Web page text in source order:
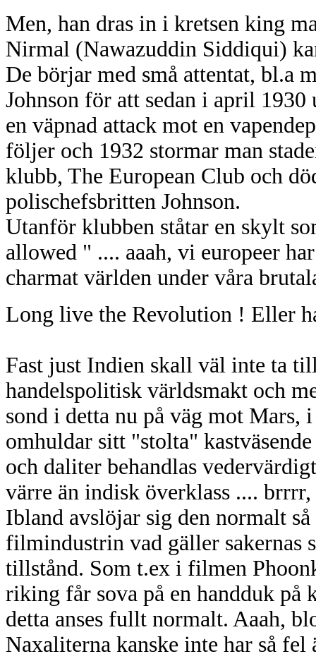
Men, han dras in i kretsen king
Nirmal (Nawazuddin Siddiqui)
De börjar med små attentat, bl.a
Johnson för att sedan i april 1930
en väpnad attack mot en
följer och 1932 stormar man
klubb, The European Club och
polischefsbritten Johnson.
Utanför klubben ståtar en skylt
allowed " .... aaah, vi europeer
charmat världen under våra
Long live the Revolution ! Eller
Fast just Indien skall väl inte ta
handelspolitisk världsmakt och
sond i detta nu på väg mot
omhuldar sitt "stolta"
och daliter behandlas
värre än indisk överklass ....
Ibland avslöjar sig den normalt
filmindustrin vad gäller sakernas
tillstånd. Som t.ex i filmen
riking får sova på en handduk på
detta anses fullt normalt. Aaah,
Naxaliterna kanske inte har så fel